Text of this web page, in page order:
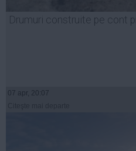
Drumuri construite pe cont
07 apr, 20:07